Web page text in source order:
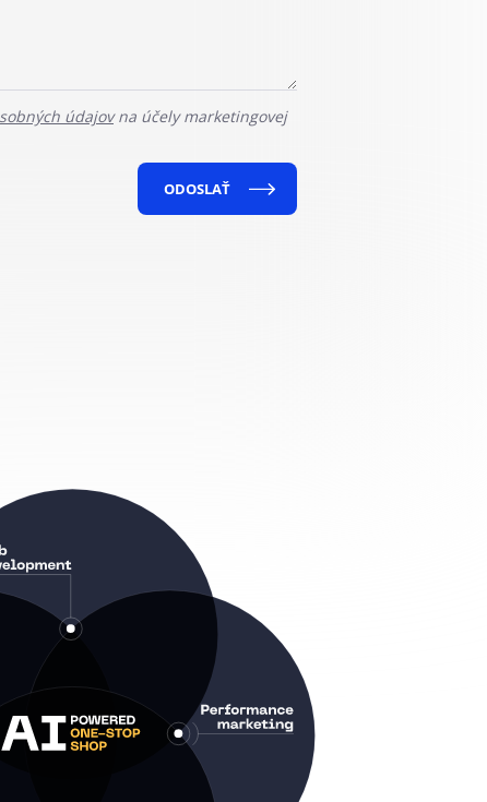
údajovna účely marketingovej
ODOSLAŤ